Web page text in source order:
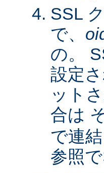
SSL
で、
の。
設定
ット
合は
で連
参照